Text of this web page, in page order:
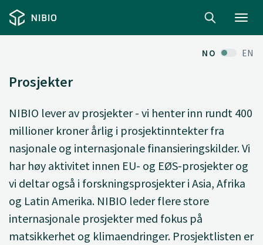
NO EN
Prosjekter
NIBIO lever av prosjekter - vi henter inn rundt 400
millioner kroner årlig i prosjektinntekter fra
nasjonale og internasjonale finansieringskilder. Vi
har høy aktivitet innen EU- og EØS-prosjekter og
vi deltar også i forskningsprosjekter i Asia, Afrika
og Latin Amerika. NIBIO leder flere store
internasjonale prosjekter med fokus på
matsikkerhet og klimaendringer. Prosjektlisten er